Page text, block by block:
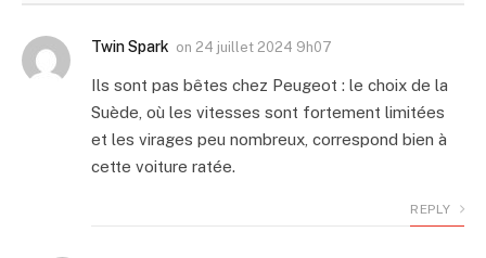
Twin Spark on 24 juillet 2024 9h07
Ils sont pas bêtes chez Peugeot : le choix de la
Suède, où les vitesses sont fortement limitées
et les virages peu nombreux, correspond bien à
cette voiture ratée.
REPLY